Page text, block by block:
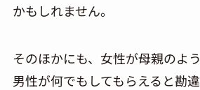
かもしれません。
そのほかにも、女性が母親のよ
男性が何でもしてもらえると勘